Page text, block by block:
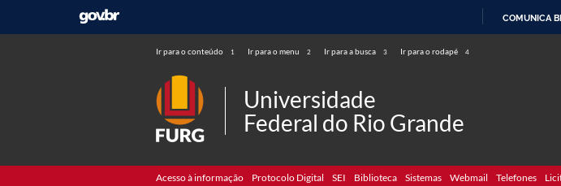
COMUNICA
Ir para o conteúdo 1 Ir para o menu 2 Ir para a busca 3 Ir para o rodapé 4
Universidade
Federal do Rio Grande
Acesso à informação Protocolo Digital SEI Biblioteca Sistemas Webmail Telefones